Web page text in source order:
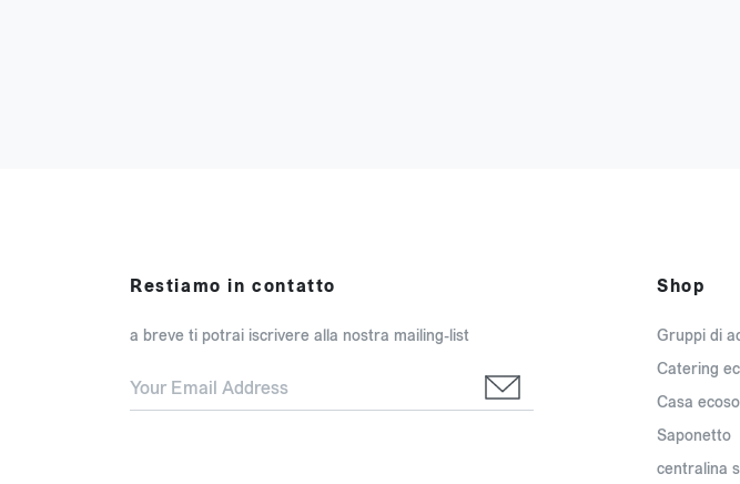
Restiamo in contatto
a breve ti potrai iscrivere alla nostra mailing-list
Shop
Gruppi di
Catering
Casa
Saponetto
centralina